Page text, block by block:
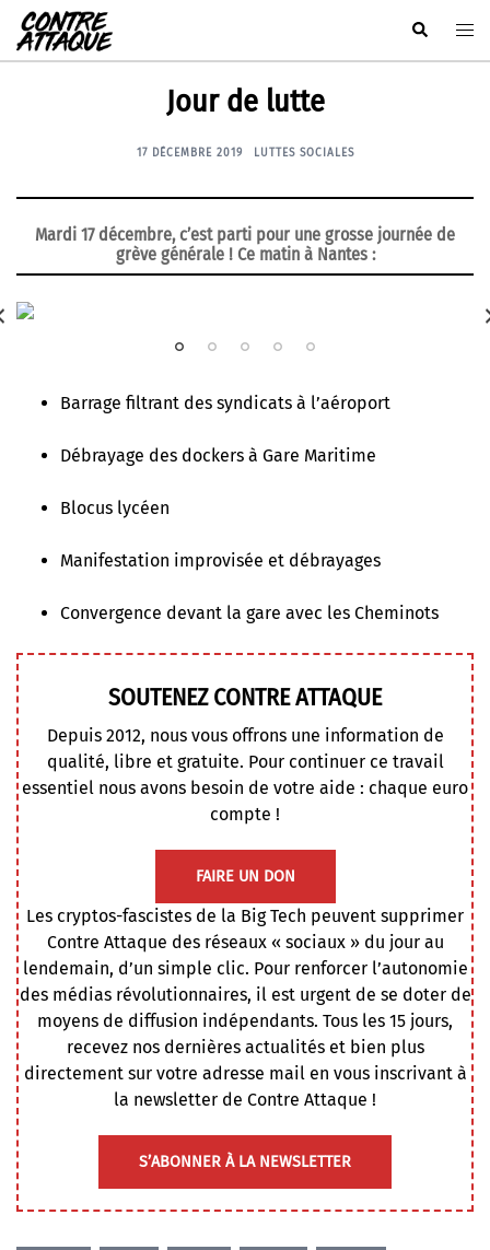
Aller
au
contenu
Rechercher
Jour de lutte
17 DÉCEMBRE 2019 LUTTES SOCIALES
Mardi 17 décembre, c’est parti pour une grosse journée de
grève générale ! Ce matin à Nantes :
Barrage filtrant des syndicats à l’aéroport
Débrayage des dockers à Gare Maritime
Blocus lycéen
Manifestation improvisée et débrayages
Convergence devant la gare avec les Cheminots
SOUTENEZ CONTRE ATTAQUE
Depuis 2012, nous vous offrons une information de
qualité, libre et gratuite. Pour continuer ce travail
essentiel nous avons besoin de votre aide : chaque euro
compte !
FAIRE UN DON
Les cryptos-fascistes de la Big Tech peuvent supprimer
Contre Attaque des réseaux « sociaux » du jour au
lendemain, d’un simple clic. Pour renforcer l’autonomie
des médias révolutionnaires, il est urgent de se doter de
moyens de diffusion indépendants. Tous les 15 jours,
recevez nos dernières actualités et bien plus
directement sur votre adresse mail en vous inscrivant à
la newsletter de Contre Attaque !
S’ABONNER À LA NEWSLETTER